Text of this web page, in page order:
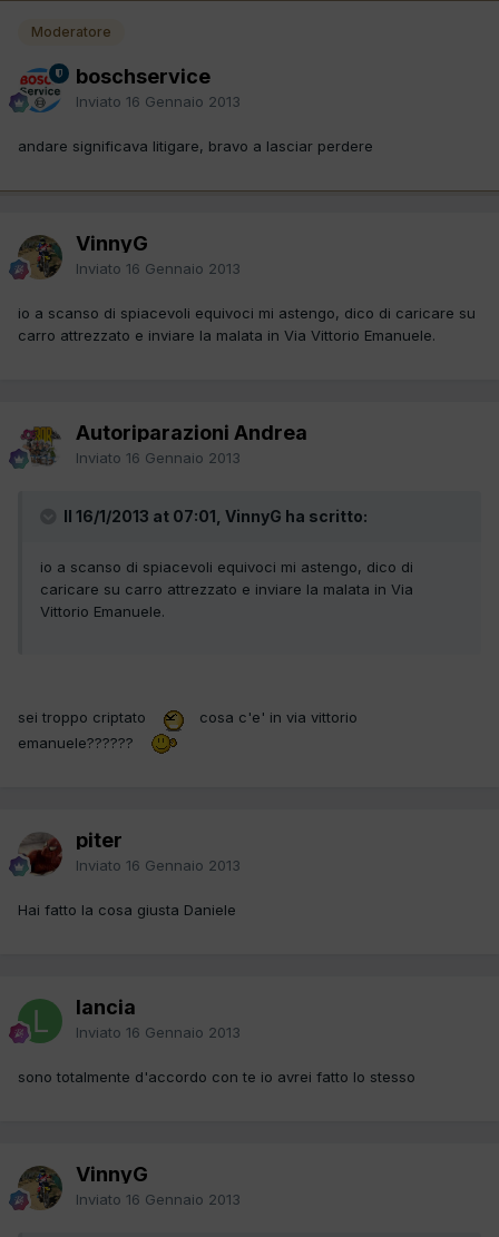
Moderatore
boschservice
Inviato 16 Gennaio 2013
andare significava litigare, bravo a lasciar perdere
VinnyG
Inviato 16 Gennaio 2013
io a scanso di spiacevoli equivoci mi astengo, dico di caricare su
carro attrezzato e inviare la malata in Via Vittorio Emanuele.
Autoriparazioni Andrea
Inviato 16 Gennaio 2013
Il 16/1/2013 at 07:01, VinnyG ha scritto:
io a scanso di spiacevoli equivoci mi astengo, dico di
caricare su carro attrezzato e inviare la malata in Via
Vittorio Emanuele.
sei troppo criptato
cosa c'e' in via vittorio
emanuele??????
piter
Inviato 16 Gennaio 2013
Hai fatto la cosa giusta Daniele
lancia
Inviato 16 Gennaio 2013
sono totalmente d'accordo con te io avrei fatto lo stesso
VinnyG
Inviato 16 Gennaio 2013